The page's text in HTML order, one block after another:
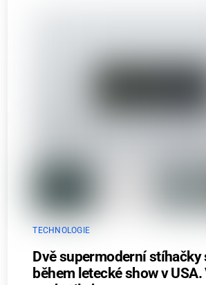
TECHNOLOGIE
Dvě supermoderní stíhačky
během letecké show v USA.